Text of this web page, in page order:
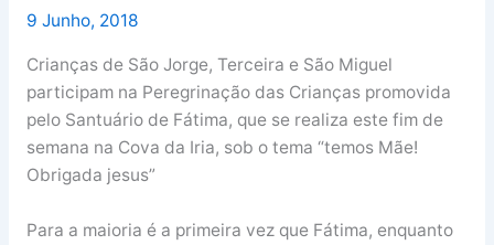
9 Junho, 2018
Crianças de São Jorge, Terceira e São Miguel
participam na Peregrinação das Crianças promovida
pelo Santuário de Fátima, que se realiza este fim de
semana na Cova da Iria, sob o tema “temos Mãe!
Obrigada jesus”
Para a maioria é a primeira vez que Fátima, enquanto